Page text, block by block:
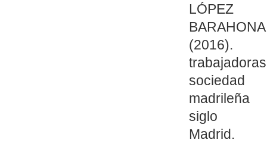
LÓPEZ
(2016).
sociedad
siglo
Madrid.